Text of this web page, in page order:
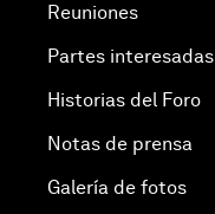
Reuniones
Partes interesadas
Historias del Foro
Notas de prensa
Galería de fotos